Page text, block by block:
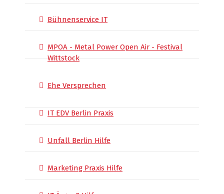
Bühnenservice IT
MPOA - Metal Power Open Air - Festival
Wittstock
Ehe Versprechen
IT EDV Berlin Praxis
Unfall Berlin Hilfe
Marketing Praxis Hilfe